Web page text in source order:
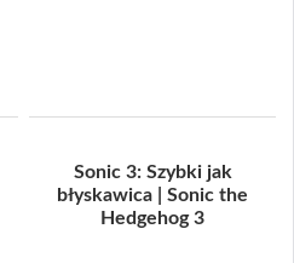
Sonic 3: Szybki jak
błyskawica | Sonic the
Hedgehog 3